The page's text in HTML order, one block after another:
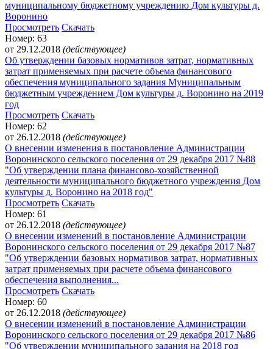
муниципальному бюджетному учреждению Дом культуры д.
Воронино
Просмотреть Скачать
Номер: 63
от 29.12.2018 (действующее)
Об утверждении базовых нормативов затрат, нормативных
затрат применяемых при расчете объема финансового
обеспечения муниципального задания Муниципальным
бюджетным учреждением Дом культуры д. Воронино на 2019
год
Просмотреть Скачать
Номер: 62
от 26.12.2018 (действующее)
О внесении изменения в постановление Администрации
Воронинского сельского поселения от 29 декабря 2017 №88
"Об утверждении плана финансово-хозяйственной
деятельности муниципального бюджетного учреждения Дом
культуры д. Воронино на 2018 год"
Просмотреть Скачать
Номер: 61
от 26.12.2018 (действующее)
О внесении изменений в постановление Администрации
Воронинского сельского поселения от 29 декабря 2017 №87
"Об утверждении базовых нормативов затрат, нормативных
затрат применяемых при расчете объема финансового
обеспечения выполнения...
Просмотреть Скачать
Номер: 60
от 26.12.2018 (действующее)
О внесении изменений в постановление Администрации
Воронинского сельского поселения от 29 декабря 2017 №86
"Об утверждении муниципального задания на 2018 год